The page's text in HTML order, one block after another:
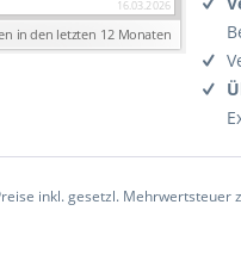
inkl. gesetzl. Mehrwertsteuer